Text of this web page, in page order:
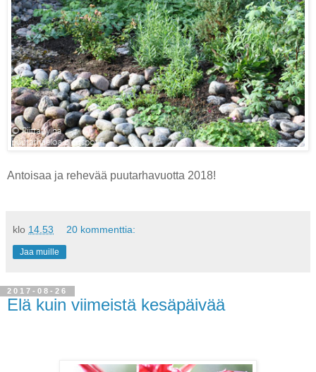
Antoisaa ja rehevää puutarhavuotta 2018!
klo 14.53 20 kommenttia:
Jaa muille
2017-08-26
Elä kuin viimeistä kesäpäivää